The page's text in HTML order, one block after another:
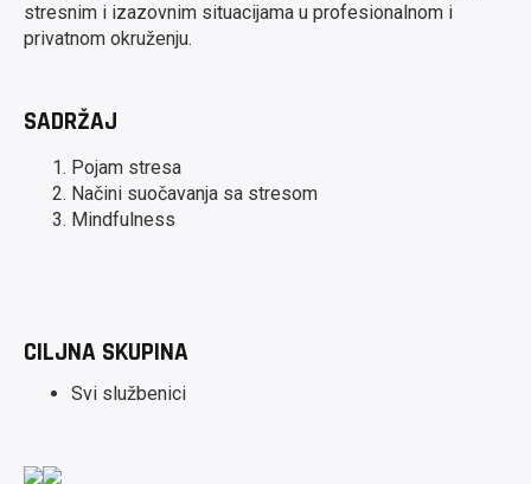
stresnim i izazovnim situacijama u profesionalnom i
privatnom okruženju.
SADRŽAJ
Pojam stresa
Načini suočavanja sa stresom
Mindfulness
CILJNA SKUPINA
Svi službenici